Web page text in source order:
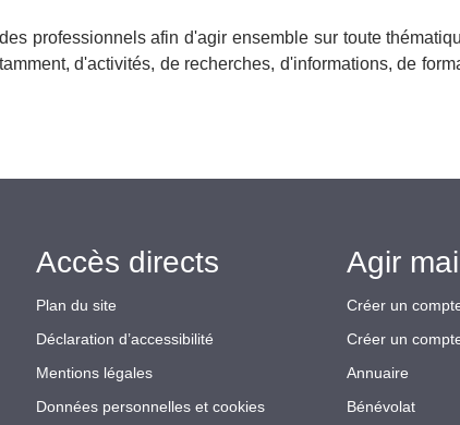
professionnels afin d'agir ensemble sur toute
d'activités, de recherches, d'informations, de
Accès directs
Plan du site
Déclaration d’accessibilité
Mentions légales
Données personnelles et cookies
Agir
Créer un
Créer un
Annuaire
Bénévolat